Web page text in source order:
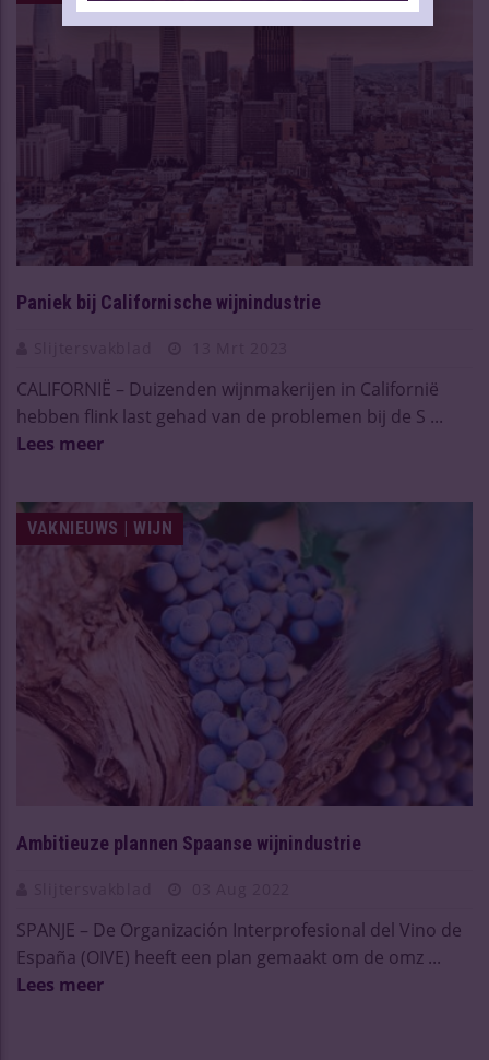
Paniek bij Californische wijnindustrie
CALIFORNIË – Duizenden wijnmakerijen in Californië
hebben flink last gehad van de problemen bij de S ...
Lees meer
VAKNIEUWS | WIJN
Ambitieuze plannen Spaanse wijnindustrie
SPANJE – De Organización Interprofesional del Vino de
España (OIVE) heeft een plan gemaakt om de omz ...
Lees meer